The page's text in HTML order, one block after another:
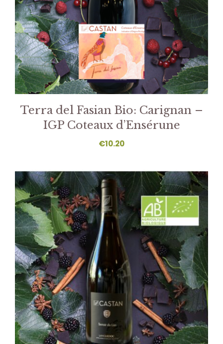
Terra del Fasian Bio: Carignan –
IGP Coteaux d’Ensérune
€10.20